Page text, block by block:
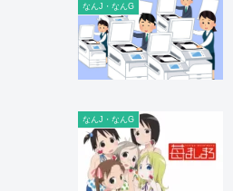
なんJ・なんG
なんJ・なんG